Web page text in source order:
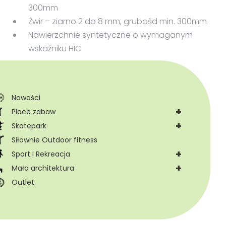
Nowości
+
Place zabaw
+
Skatepark
Siłownie Outdoor fitness
+
Sport i Rekreacja
+
Mała architektura
Outlet
300mm
Żwir – ziarno 2 do 8 mm, grubośd min. 300mm
Nawierzchnie syntetyczne o wymaganym
wskaźniku HIC